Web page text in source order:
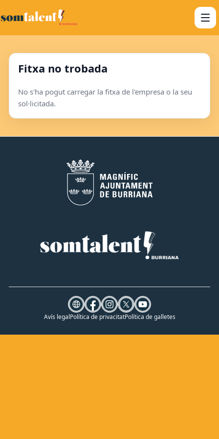
Fitxa no trobada
No s'ha pogut carregar la fitxa de l'empresa o la seu
sol·licitada.
Avís legalPolítica de privacitatPolítica de galletes